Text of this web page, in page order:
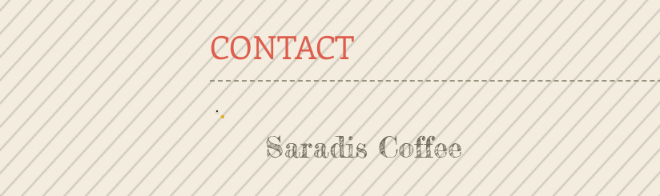
CONTACT
Saradis Coffee